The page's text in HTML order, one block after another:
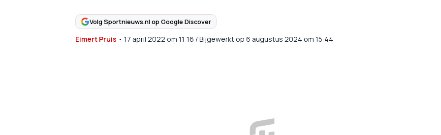
Volg Sportnieuws.nl op Google Discover
Eimert Pruis • 17 april 2022 om 11:16 /Bijgewerkt op 6 augustus 2024 om 15:44